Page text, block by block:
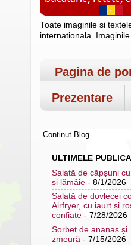
Toate imaginile si
internationala.
Pagina de
Prezentare
ULTIMELE
Salată de căpșuni
și lămâie - 8/1/2026
Salată de dovlecei
Airfryer, cu iaurt și
confiate - 7/28/2026
Sorbet de ananas și
zmeură - 7/15/2026